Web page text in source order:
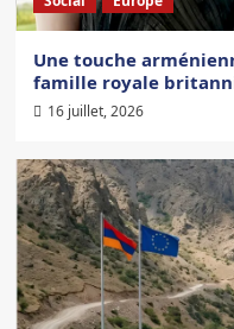
Une touche
famille royale
16 juillet, 2026